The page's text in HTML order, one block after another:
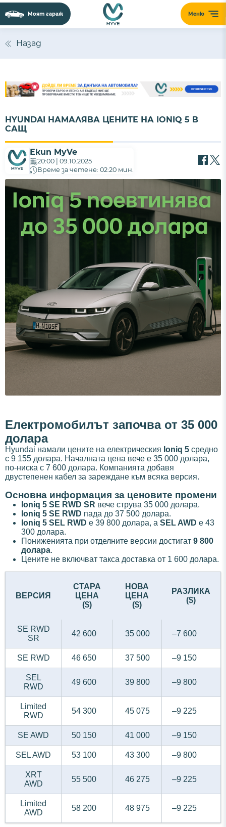
Меню
Моят гараж
Назад
HYUNDAI НАМАЛЯВА ЦЕНИТЕ НА IONIQ 5 В
САЩ
Екип MyVe
20:00 | 09.10.2025
Време за четене: 02:20 мин.
Електромобилът започва от 35 000
долара
Hyundai намали цените на електрическия Ioniq 5 средно
с 9 155 долара. Началната цена вече е 35 000 долара,
по-ниска с 7 600 долара. Компанията добавя
двустепенен кабел за зареждане към всяка версия.
Основна информация за ценовите промени
Ioniq 5 SE RWD SR вече струва 35 000 долара.
Ioniq 5 SE RWD пада до 37 500 долара.
Ioniq 5 SEL RWD е 39 800 долара, а SEL AWD е 43
300 долара.
Пониженията при отделните версии достигат 9 800
долара.
Цените не включват такса доставка от 1 600 долара.
ВЕРСИЯ
СТАРА
ЦЕНА
($)
НОВА
ЦЕНА
($)
РАЗЛИКА
($)
SE RWD
SR
42 600 35 000 –7 600
SE RWD 46 650 37 500 –9 150
SEL
RWD
49 600 39 800 –9 800
Limited
RWD
54 300 45 075 –9 225
SE AWD 50 150 41 000 –9 150
SEL AWD 53 100 43 300 –9 800
XRT
AWD
55 500 46 275 –9 225
Limited
AWD
58 200 48 975 –9 225